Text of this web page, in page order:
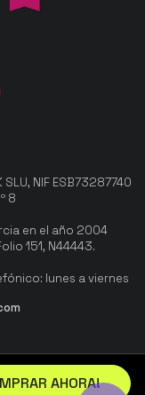
AHORA!
NIF ESB73287740
8
en el año 2004
151, N44443.
lunes a viernes